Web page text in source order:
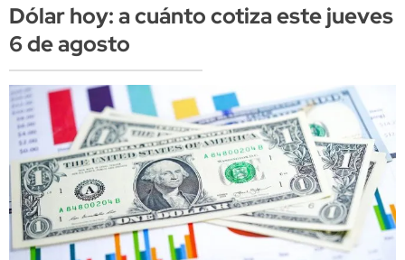
Dólar hoy: a cuánto cotiza este jueves
6 de agosto